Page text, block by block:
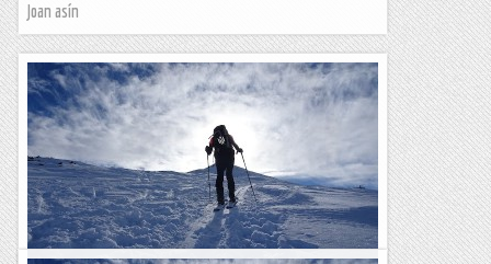
Joan asín